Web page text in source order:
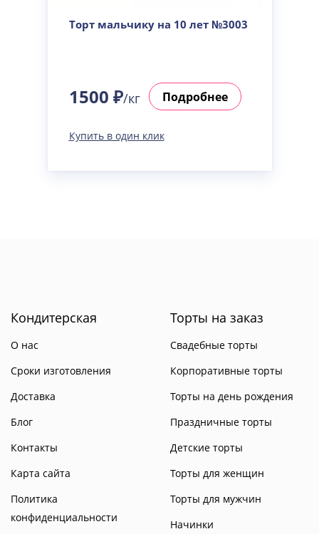
Торт мальчику на 10 лет №3003
1500 ₽/кг Подробнее
Купить в один клик
Кондитерская
О нас
Сроки изготовления
Доставка
Блог
Контакты
Карта сайта
Политика
конфиденциальности
Торты на заказ
Свадебные торты
Корпоративные торты
Торты на день рождения
Праздничные торты
Детские торты
Торты для женщин
Торты для мужчин
Начинки